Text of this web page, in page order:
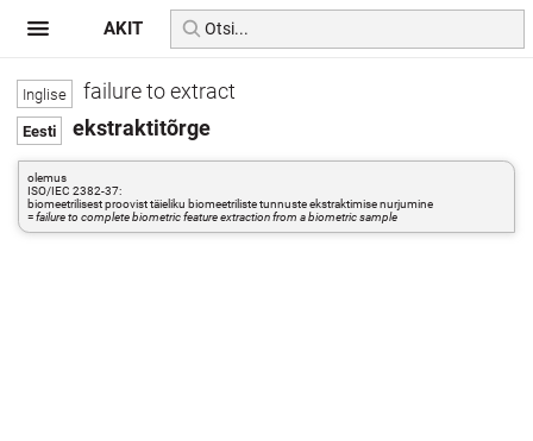
failure to extract
ekstraktitõrge
olemus
ISO/IEC 2382-37:
biomeetrilisest proovist täieliku biomeetriliste tunnuste ekstraktimise nurjumine
=failure to complete biometric feature extraction from a biometric sample
AKIT